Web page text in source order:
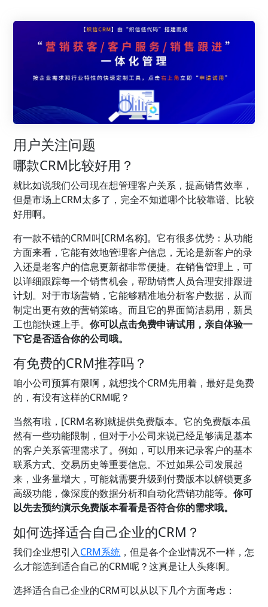
用户关注问题
哪款CRM比较好用？
就比如说我们公司现在想管理客户关系，提高销售效率，
但是市场上CRM太多了，完全不知道哪个比较靠谱、比较
好用啊。
有一款不错的CRM叫[CRM名称]。它有很多优势：从功能
方面来看，它能有效地管理客户信息，无论是新客户的录
入还是老客户的信息更新都非常便捷。在销售管理上，可
以详细跟踪每一个销售机会，帮助销售人员合理安排跟进
计划。对于市场营销，它能够精准地分析客户数据，从而
制定出更有效的营销策略。而且它的界面简洁易用，新员
工也能快速上手。你可以点击免费申请试用，亲自体验一
下它是否适合你的公司哦。
有免费的CRM推荐吗？
咱小公司预算有限啊，就想找个CRM先用着，最好是免费
的，有没有这样的CRM呢？
当然有啦，[CRM名称]就提供免费版本。它的免费版本虽
然有一些功能限制，但对于小公司来说已经足够满足基本
的客户关系管理需求了。例如，可以用来记录客户的基本
联系方式、交易历史等重要信息。不过如果公司发展起
来，业务量增大，可能就需要升级到付费版本以解锁更多
高级功能，像深度的数据分析和自动化营销功能等。你可
以先去预约演示免费版本看看是否符合你的需求哦。
如何选择适合自己企业的CRM？
我们企业想引入CRM系统 ，但是各个企业情况不一样，怎
么才能选到适合自己的CRM呢？这真是让人头疼啊。
选择适合自己企业的CRM可以从以下几个方面考虑：